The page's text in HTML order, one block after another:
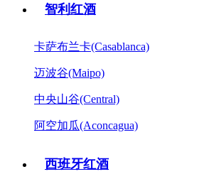
智利红酒
卡萨布兰卡(Casablanca)
迈波谷(Maipo)
中央山谷(Central)
阿空加瓜(Aconcagua)
西班牙红酒